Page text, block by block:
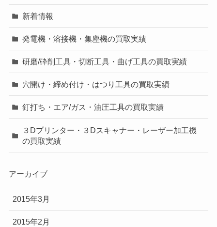
新着情報
発電機・溶接機・集塵機の買取実績
研磨/砕削工具・切断工具・曲げ工具の買取実績
穴開け・締め付け・はつり工具の買取実績
釘打ち・エア/ガス・油圧工具の買取実績
３Dプリンター・３Dスキャナー・レーザー加工機
の買取実績
アーカイブ
2015年3月
2015年2月